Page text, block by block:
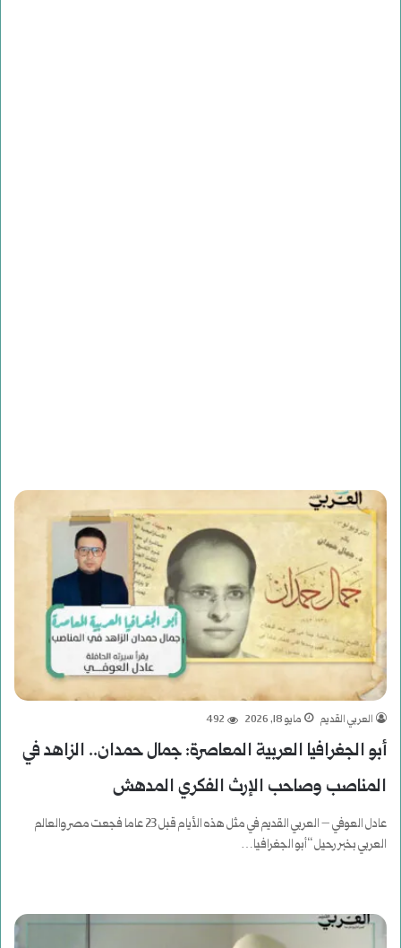
العربي القديم مايو 18, 2026 492
أبو الجغرافيا العربية المعاصرة: جمال حمدان.. الزاهد في
المناصب وصاحب الإرث الفكري المدهش
عادل العوفي – العربي القديم في مثل هذه الأيام قبل 23 عاما فجعت مصر والعالم
العربي بخبر رحيل “أبو الجغرافيا…